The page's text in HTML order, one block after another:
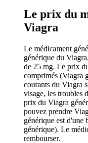
Le prix du
Viagra
Le médicament
générique du
de 25 mg. Le prix
comprimés (Viagra
courants du Viagra
visage, les troubles
prix du Viagra
pouvez prendre
générique est d'une
générique). Le
rembourser.